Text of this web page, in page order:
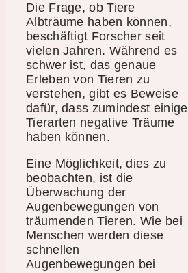
Die Frage, ob Tiere
Albträume haben können,
beschäftigt Forscher seit
vielen Jahren. Während es
schwer ist, das genaue
Erleben von Tieren zu
verstehen, gibt es Beweise
dafür, dass zumindest einige
Tierarten negative Träume
haben können.
Eine Möglichkeit, dies zu
beobachten, ist die
Überwachung der
Augenbewegungen von
träumenden Tieren. Wie bei
Menschen werden diese
schnellen
Augenbewegungen bei